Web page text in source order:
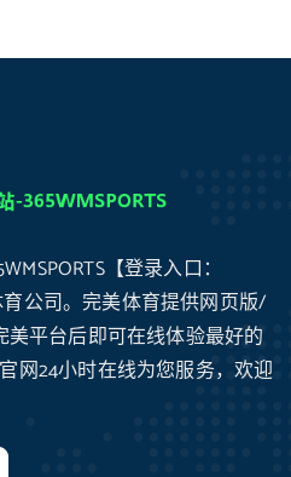
【登录入口：
公司。完美体育提供网页版/
平台后即可在线体验最好的
网24小时在线为您服务，欢迎